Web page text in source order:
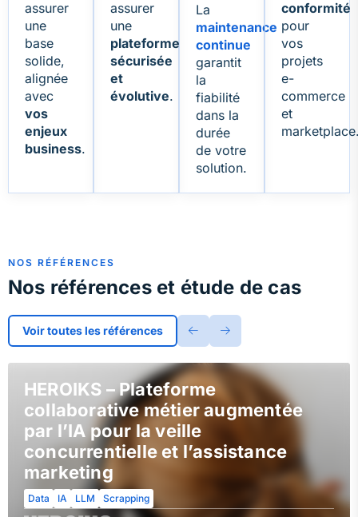
assurer
une
base
solide,
alignée
avec
vos
enjeux
business.
assurer
une
plateforme
sécurisée
et
évolutive.
La
maintenance
continue
garantit
la
fiabilité
dans la
durée
de votre
solution.
conformité
pour
vos
projets
e-
commerce
et
NOS RÉFÉRENCES
Nos références et étude de cas
Voir toutes les références
HEROIKS – Plateforme
collaborative métier augmentée
par l’IA pour la veille
concurrentielle et l’assistance
marketing
Data IA LLM Scrapping